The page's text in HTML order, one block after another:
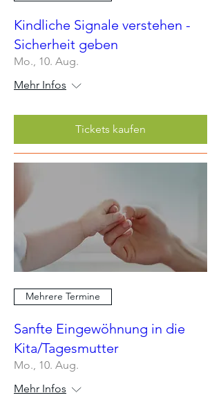
Kindliche Signale verstehen -
Sicherheit geben
Mo., 10. Aug.
Mehr Infos
Tickets kaufen
Mehrere Termine
Sanfte Eingewöhnung in die
Kita/Tagesmutter
Mo., 10. Aug.
Mehr Infos